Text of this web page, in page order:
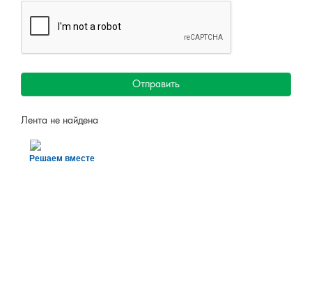
Отправить
Лента не найдена
Решаем вместе